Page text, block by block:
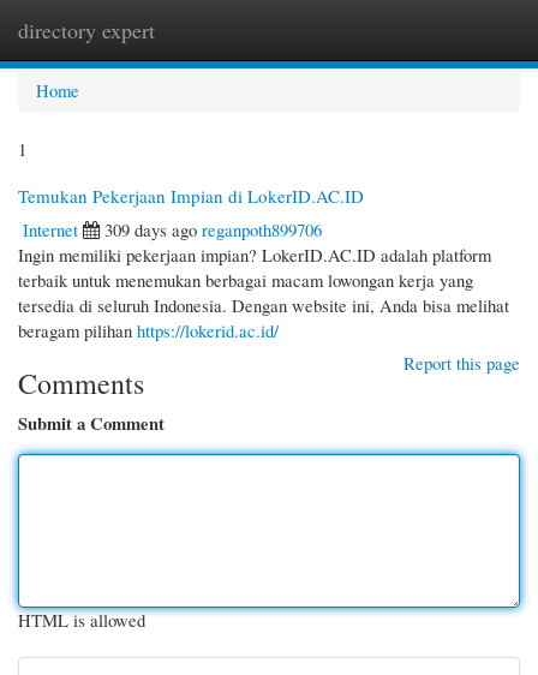
directory expert
Home
1
Temukan Pekerjaan Impian di LokerID.AC.ID
Internet
309 days ago reganpoth899706
Ingin memiliki pekerjaan impian? LokerID.AC.ID adalah platform
terbaik untuk menemukan berbagai macam lowongan kerja yang
tersedia di seluruh Indonesia. Dengan website ini, Anda bisa melihat
beragam pilihan https://lokerid.ac.id/
Report this page
Comments
Submit a Comment
HTML is allowed